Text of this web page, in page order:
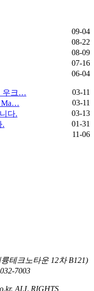
09-04
08-22
08-09
07-16
06-04
우크…
03-11
Ma…
03-11
다.
03-13
.
01-31
11-06
테크노타운 12차 B121)
7003
ALL RIGHTS